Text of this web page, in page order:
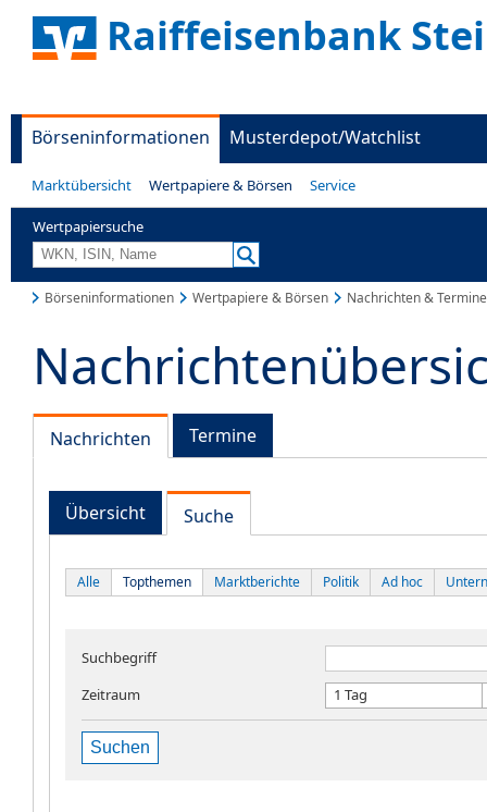
Raiffeisenbank
Börseninformationen Musterdepot/Watchlist
Marktübersicht Wertpapiere & Börsen Service
Wertpapiersuche
Börseninformationen Wertpapiere & Börsen Nachrichten & Termine
Nachrichten Termine
Übersicht Suche
Alle Topthemen Marktberichte Politik Ad hoc
Suchbegriff
Zeitraum
1 Tag
Suchen